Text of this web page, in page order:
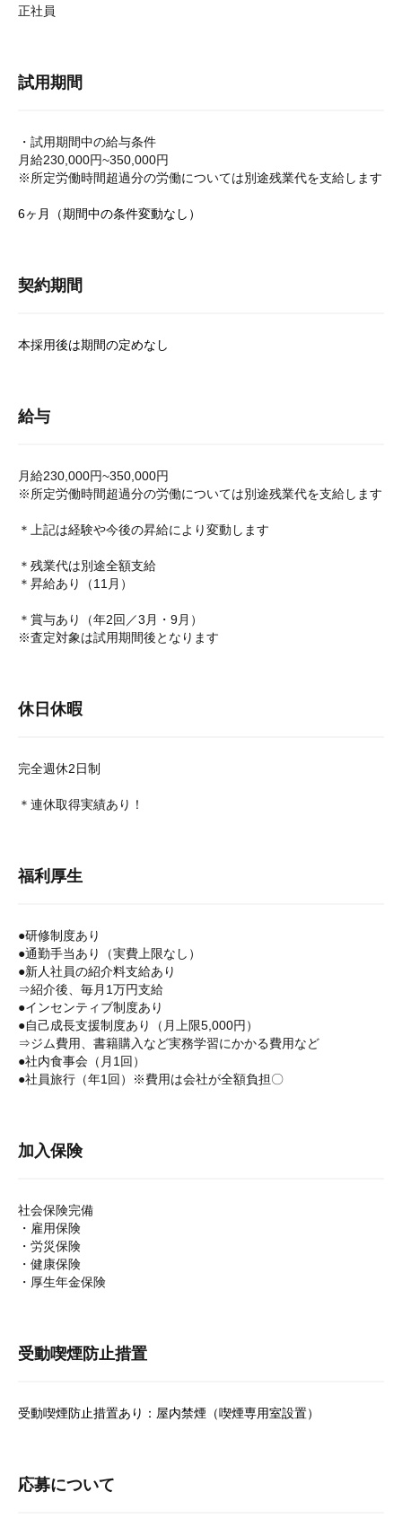
正社員
試用期間
・試用期間中の給与条件
月給230,000円~350,000円
※所定労働時間超過分の労働については別途残業代を支給します
6ヶ月（期間中の条件変動なし）
契約期間
本採用後は期間の定めなし
給与
月給230,000円~350,000円
※所定労働時間超過分の労働については別途残業代を支給します
＊上記は経験や今後の昇給により変動します
＊残業代は別途全額支給
＊昇給あり（11月）
＊賞与あり（年2回／3月・9月）
※査定対象は試用期間後となります
休日休暇
完全週休2日制
＊連休取得実績あり！
福利厚生
●研修制度あり
●通勤手当あり（実費上限なし）
●新人社員の紹介料支給あり
⇒紹介後、毎月1万円支給
●インセンティブ制度あり
●自己成長支援制度あり（月上限5,000円）
⇒ジム費用、書籍購入など実務学習にかかる費用など
●社内食事会（月1回）
●社員旅行（年1回）※費用は会社が全額負担〇
加入保険
社会保険完備
・雇用保険
・労災保険
・健康保険
・厚生年金保険
受動喫煙防止措置
受動喫煙防止措置あり：屋内禁煙（喫煙専用室設置）
応募について